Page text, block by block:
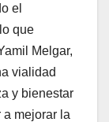
el
que
Melgar,
vialidad
y bienestar
mejorar la